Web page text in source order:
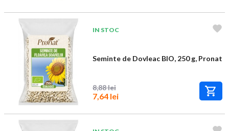
IN STOC
Seminte de Dovleac BIO, 250 g, Pronat
8,88 lei
7,64 lei